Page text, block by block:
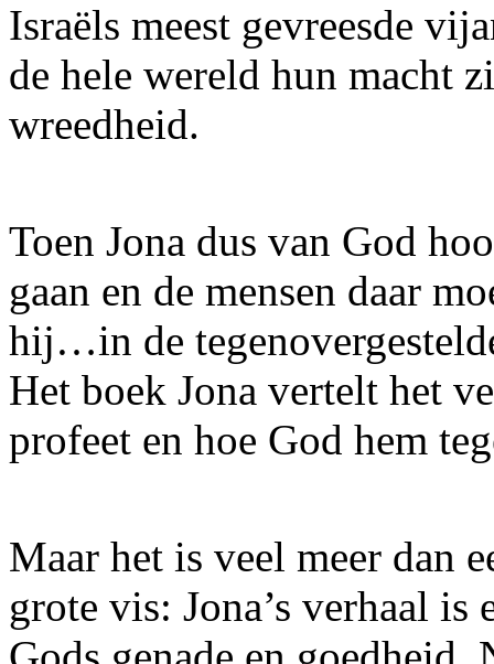
Israëls meest gevreesde
de hele wereld hun macht
wreedheid.
Toen Jona dus van God
gaan en de mensen daar
hij…in de
Het boek Jona vertelt het
profeet en hoe God hem
Maar het is veel meer dan
grote vis: Jona’s verhaal